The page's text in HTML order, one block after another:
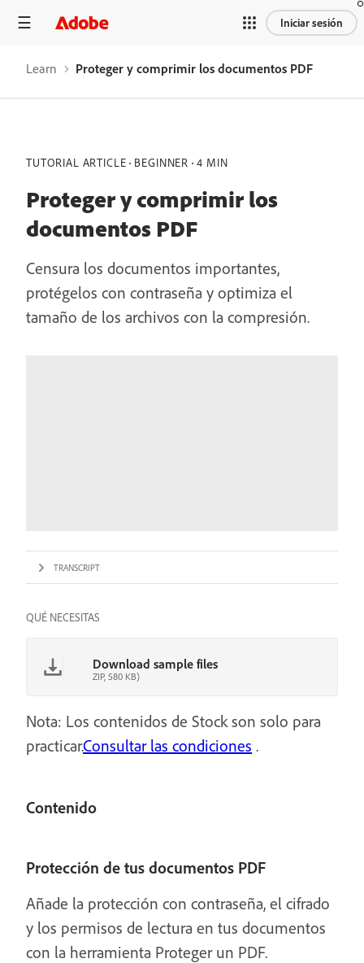
Iniciar sesión
Learn Proteger y comprimir los documentos PDF
TUTORIAL ARTICLE BEGINNER 4 MIN
Proteger y comprimir los
documentos PDF
Censura los documentos importantes,
protégelos con contraseña y optimiza el
tamaño de los archivos con la compresión.
TRANSCRIPT
QUÉ NECESITAS
Download sample files
ZIP, 580 KB)
Nota: Los contenidos de Stock son solo para
practicar.Consultar las condiciones .
Contenido
Protección de tus documentos PDF
Añade la protección con contraseña, el cifrado
y los permisos de lectura en tus documentos
con la herramienta Proteger un PDF.